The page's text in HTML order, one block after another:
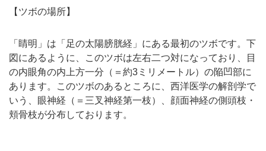
【ツボの場所】
「睛明」は「足の太陽膀胱経」にある最初のツボです。下
図にあるように、このツボは左右二つ対になっており、目
の内眼角の内上方一分（＝約3ミリメートル）の陥凹部に
あります。このツボのあるところに、西洋医学の解剖学で
いう、眼神経（＝三叉神経第一枝）、顔面神経の側頭枝・
頬骨枝が分布しております。